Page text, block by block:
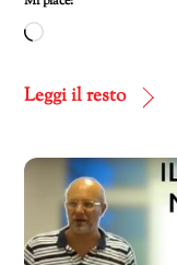
Caricamento
corso…
Leggi il resto